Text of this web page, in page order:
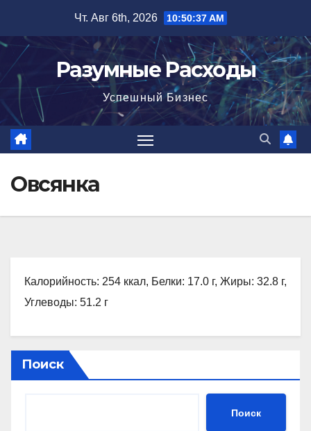
содержимому
Чт. Авг 6th, 2026 10:50:38 AM
Разумные Расходы
Успешный Бизнес
Овсянка
Калорийность: 254 ккал, Белки: 17.0 г, Жиры: 32.8 г,
Углеводы: 51.2 г
Поиск
Поиск